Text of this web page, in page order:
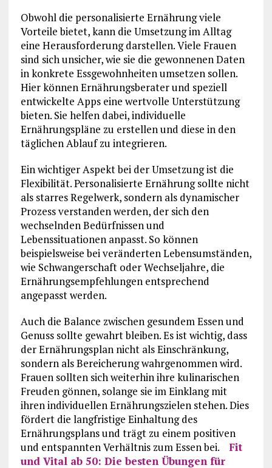
Obwohl die personalisierte Ernährung viele
Vorteile bietet, kann die Umsetzung im Alltag
eine Herausforderung darstellen. Viele Frauen
sind sich unsicher, wie sie die gewonnenen Daten
in konkrete Essgewohnheiten umsetzen sollen.
Hier können Ernährungsberater und speziell
entwickelte Apps eine wertvolle Unterstützung
bieten. Sie helfen dabei, individuelle
Ernährungspläne zu erstellen und diese in den
täglichen Ablauf zu integrieren.
Ein wichtiger Aspekt bei der Umsetzung ist die
Flexibilität. Personalisierte Ernährung sollte nicht
als starres Regelwerk, sondern als dynamischer
Prozess verstanden werden, der sich den
wechselnden Bedürfnissen und
Lebenssituationen anpasst. So können
beispielsweise bei veränderten Lebensumständen,
wie Schwangerschaft oder Wechseljahre, die
Ernährungsempfehlungen entsprechend
angepasst werden.
Auch die Balance zwischen gesundem Essen und
Genuss sollte gewahrt bleiben. Es ist wichtig, dass
der Ernährungsplan nicht als Einschränkung,
sondern als Bereicherung wahrgenommen wird.
Frauen sollten sich weiterhin ihre kulinarischen
Freuden gönnen, solange sie im Einklang mit
ihren individuellen Ernährungszielen stehen. Dies
fördert die langfristige Einhaltung des
Ernährungsplans und trägt zu einem positiven
und entspannten Verhältnis zum Essen bei. Fit
und Vital ab 50: Die besten Übungen für